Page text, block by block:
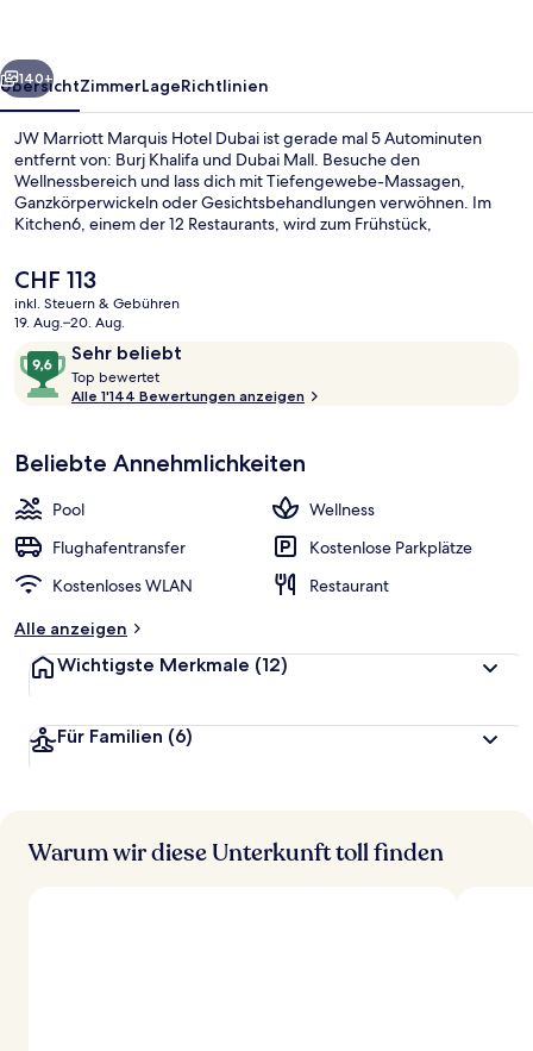
Weiter
140+
ÜbersichtZimmerLageRichtlinien
JW Marriott Marquis Hotel Dubai ist gerade mal 5 Autominuten
entfernt von: Burj Khalifa und Dubai Mall. Besuche den
Wellnessbereich und lass dich mit Tiefengewebe-Massagen,
Ganzkörperwickeln oder Gesichtsbehandlungen verwöhnen. Im
Kitchen6, einem der 12 Restaurants, wird zum Frühstück,
weitere Highlights bietet dieses Hotel im luxuriösen Stil 5
Bars/Lounges, einen Außenpool und eine Poolbar. Das hilfsbereite
Personal und der allgemeine Zustand erhalten tolle Bewertungen
von anderen Reisenden. Die Unterkunft ist nur einen kurzen
Fußmarsch von den öffentlichen Verkehrsmitteln entfernt: Zur U-
Bahn (U-Bahn-Station Business Bay) sind es 11 Minuten.
Der
aktuelle
Preis
CHF 113.
CHF 113
inkl. Steuern & Gebühren
19. Aug.–20. Aug.
Bewertungen
Sehr beliebt
9,6
von
10,
beliebt
Top bewertet
o
b
r
e
Alle 1'144 Bewertungen anzeigen
Beliebte Annehmlichkeiten
Pool
Wellness
Flughafentransfer
Kostenlose Parkplätze
Kostenloses WLAN
Restaurant
Alle anzeigen
Wichtigste Merkmale (12)
Für Familien (6)
Warum wir diese Unterkunft toll finden